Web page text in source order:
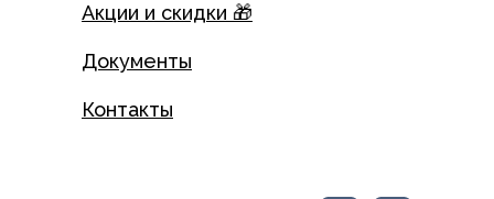
Контакты
Акции и скидки 🎁
Документы